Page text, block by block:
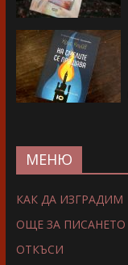
МЕНЮ
КАК ДА ИЗГРАДИМ
ОЩЕ ЗА ПИСАНЕТО
ОТКЪСИ